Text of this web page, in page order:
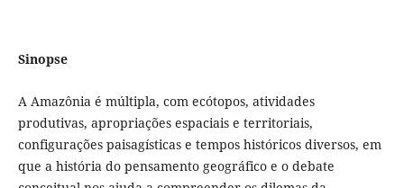
Sinopse
A Amazônia é múltipla, com ecótopos, atividades
produtivas, apropriações espaciais e territoriais,
configurações paisagísticas e tempos históricos diversos, em
que a história do pensamento geográfico e o debate